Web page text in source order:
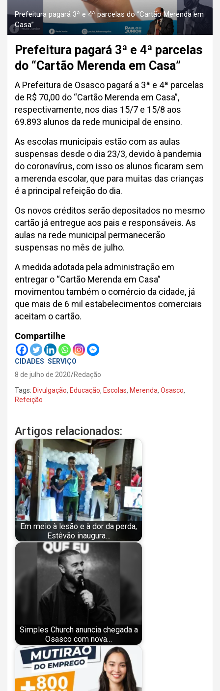
Prefeitura pagará 3ª e 4ª parcelas do “Cartão Merenda em
Casa”
Prefeitura pagará 3ª e 4ª parcelas
do “Cartão Merenda em Casa”
A Prefeitura de Osasco pagará a 3ª e 4ª parcelas
de R$ 70,00 do “Cartão Merenda em Casa”,
respectivamente, nos dias 15/7 e 15/8 aos
69.893 alunos da rede municipal de ensino.
As escolas municipais estão com as aulas
suspensas desde o dia 23/3, devido à pandemia
do coronavírus, com isso os alunos ficaram sem
a merenda escolar, que para muitas das crianças
é a principal refeição do dia.
Os novos créditos serão depositados no mesmo
cartão já entregue aos pais e responsáveis. As
aulas na rede municipal permanecerão
suspensas no mês de julho.
A medida adotada pela administração em
entregar o “Cartão Merenda em Casa”
movimentou também o comércio da cidade, já
que mais de 6 mil estabelecimentos comerciais
aceitam o cartão.
Compartilhe
CIDADES SERVIÇO
8 de julho de 2020 Redação
Tags: Divulgação, Educação, Escolas, Merenda, Osasco,
Refeição
Artigos relacionados:
Em meio à lesão e à dor da perda,
Estêvão inaugura…
Simples Church anuncia chegada a
Osasco com nova…